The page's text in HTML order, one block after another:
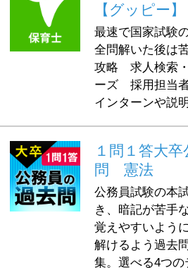
【グッピー】
最速で国家試験
全問解いた後は
攻略 求人検索
ーズ 採用担当
インターンや説
１問１答大
問 憲法
公務員試験の本
き、暗記が苦手
覚えやすいよう
解けるよう過去
集。選べる4つ